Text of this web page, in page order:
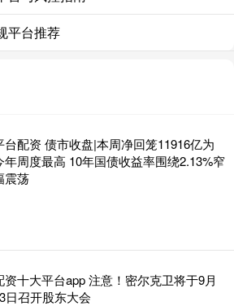
平台推荐
台配资 债市收盘|本周净回笼11916亿为
年周度最高 10年国债收益率围绕2.13%窄
震荡
资十大平台app 注意！密尔克卫将于9月
日召开股东大会